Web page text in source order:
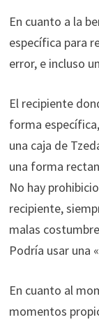
En cuanto a la
específica para
error, e incluso
El recipiente
forma
una caja de
una forma
No hay
recipiente,
malas
Podría usar una
En cuanto al
momentos